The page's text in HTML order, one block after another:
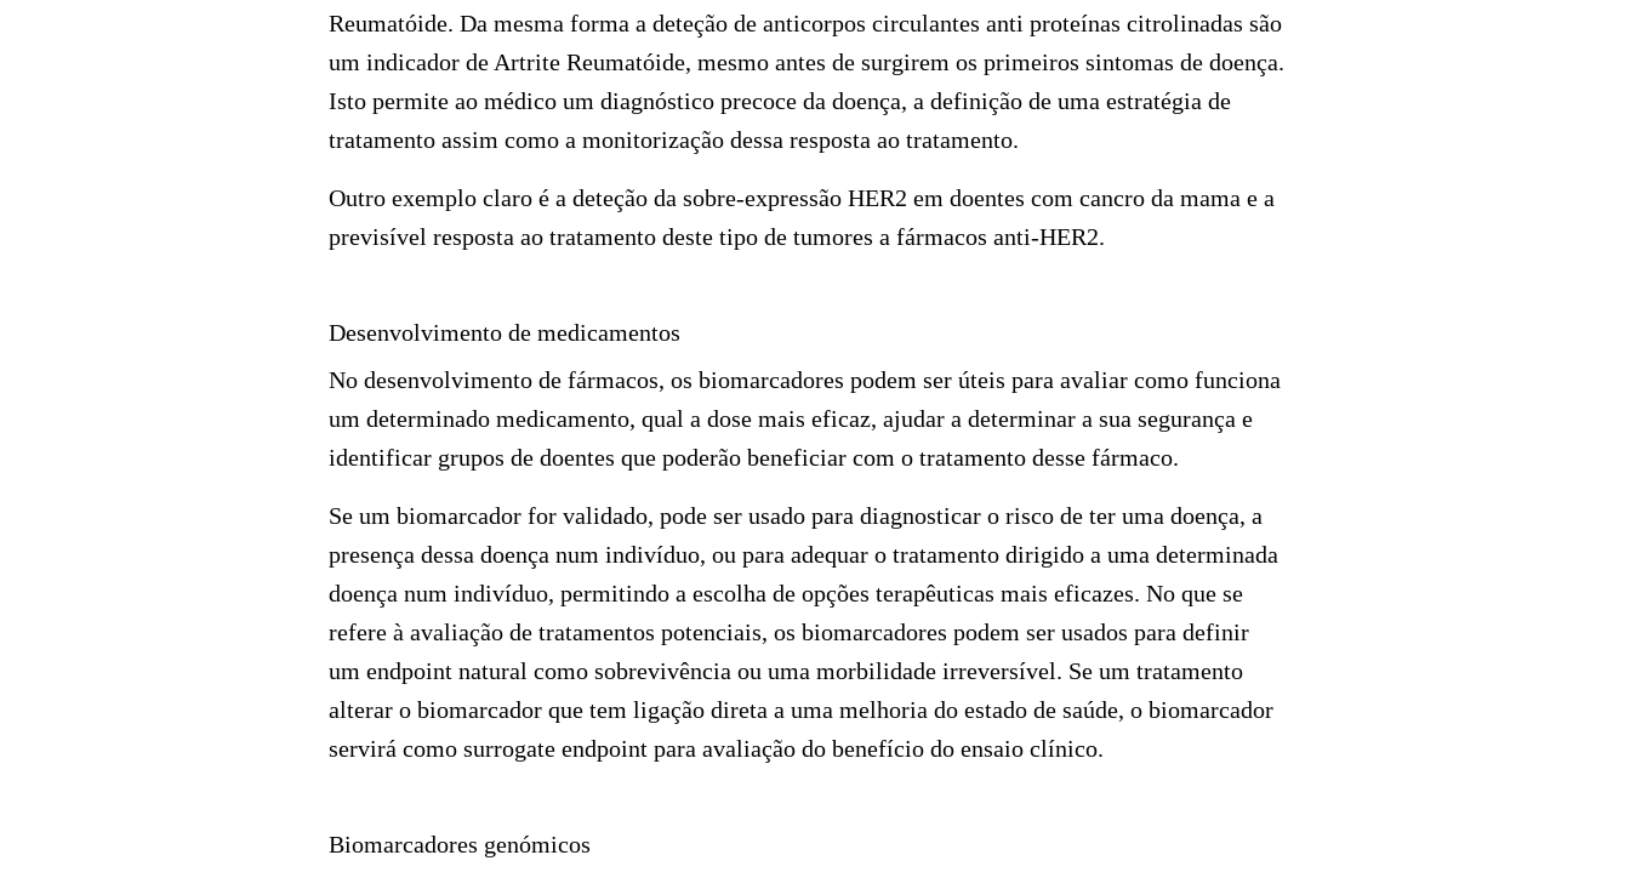
Reumatóide. Da mesma forma a deteção de anticorpos circulantes anti proteínas citrolinadas são
um indicador de Artrite Reumatóide, mesmo antes de surgirem os primeiros sintomas de doença.
Isto permite ao médico um diagnóstico precoce da doença, a definição de uma estratégia de
tratamento assim como a monitorização dessa resposta ao tratamento.
Outro exemplo claro é a deteção da sobre-expressão HER2 em doentes com cancro da mama e a
previsível resposta ao tratamento deste tipo de tumores a fármacos anti-HER2.
Desenvolvimento de medicamentos
No desenvolvimento de fármacos, os biomarcadores podem ser úteis para avaliar como funciona
um determinado medicamento, qual a dose mais eficaz, ajudar a determinar a sua segurança e
identificar grupos de doentes que poderão beneficiar com o tratamento desse fármaco.
Se um biomarcador for validado, pode ser usado para diagnosticar o risco de ter uma doença, a
presença dessa doença num indivíduo, ou para adequar o tratamento dirigido a uma determinada
doença num indivíduo, permitindo a escolha de opções terapêuticas mais eficazes. No que se
refere à avaliação de tratamentos potenciais, os biomarcadores podem ser usados para definir
um endpoint natural como sobrevivência ou uma morbilidade irreversível. Se um tratamento
alterar o biomarcador que tem ligação direta a uma melhoria do estado de saúde, o biomarcador
servirá como surrogate endpoint para avaliação do benefício do ensaio clínico.
Biomarcadores genómicos